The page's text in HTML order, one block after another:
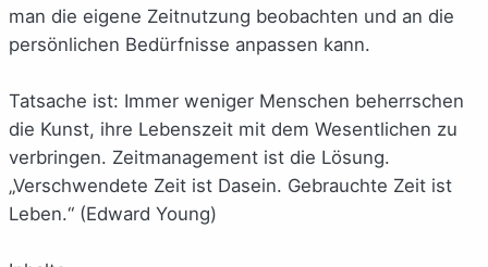
man die eigene Zeitnutzung beobachten und an die
persönlichen Bedürfnisse anpassen kann.
Tatsache ist: Immer weniger Menschen beherrschen
die Kunst, ihre Lebenszeit mit dem Wesentlichen zu
verbringen. Zeitmanagement ist die Lösung.
„Verschwendete Zeit ist Dasein. Gebrauchte Zeit ist
Leben.“ (Edward Young)